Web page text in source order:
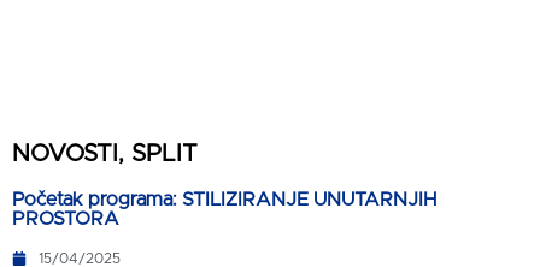
NOVOSTI , SPLIT
Početak programa: STILIZIRANJE UNUTARNJIH
PROSTORA
15/04/2025